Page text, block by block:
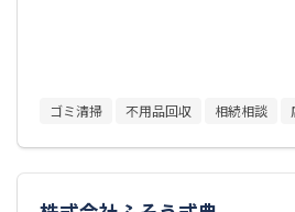
ゴミ清掃 不用品回収 相続相談